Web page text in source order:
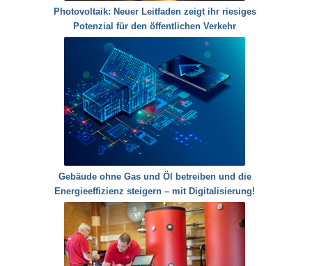
Photovoltaik: Neuer Leitfaden zeigt ihr riesiges
Potenzial für den öffentlichen Verkehr
Gebäude ohne Gas und Öl betreiben und die
Energieeffizienz steigern – mit Digitalisierung!